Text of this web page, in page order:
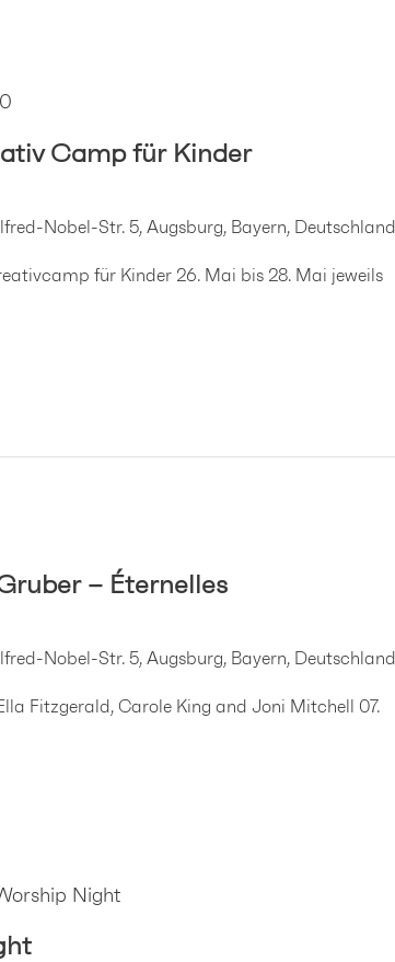
Camp für Kinder
Nobel-Str. 5, Augsburg, Bayern, Deutschland
für Kinder 26. Mai bis 28. Mai jeweils
– Éternelles
Nobel-Str. 5, Augsburg, Bayern, Deutschland
Fitzgerald, Carole King and Joni Mitchell 07.
Night